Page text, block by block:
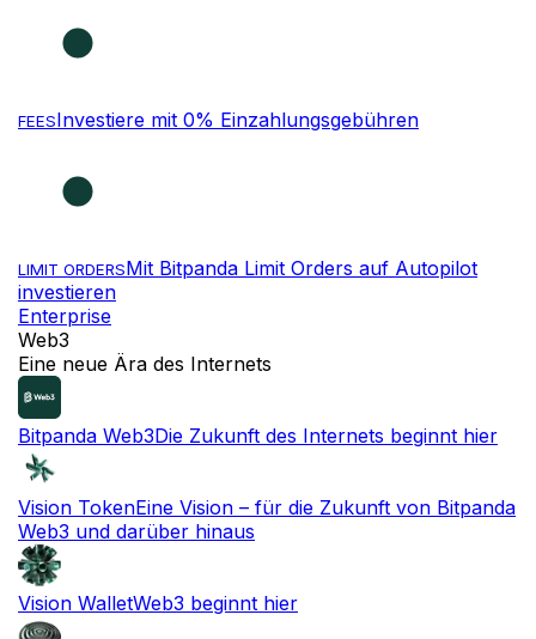
FEESInvestiere mit 0% Einzahlungsgebühren
LIMIT ORDERSMit Bitpanda Limit Orders auf Autopilot
investieren
Enterprise
Web3
Eine neue Ära des Internets
Bitpanda Web3Die Zukunft des Internets beginnt hier
Vision TokenEine Vision – für die Zukunft von Bitpanda
Web3 und darüber hinaus
Vision WalletWeb3 beginnt hier